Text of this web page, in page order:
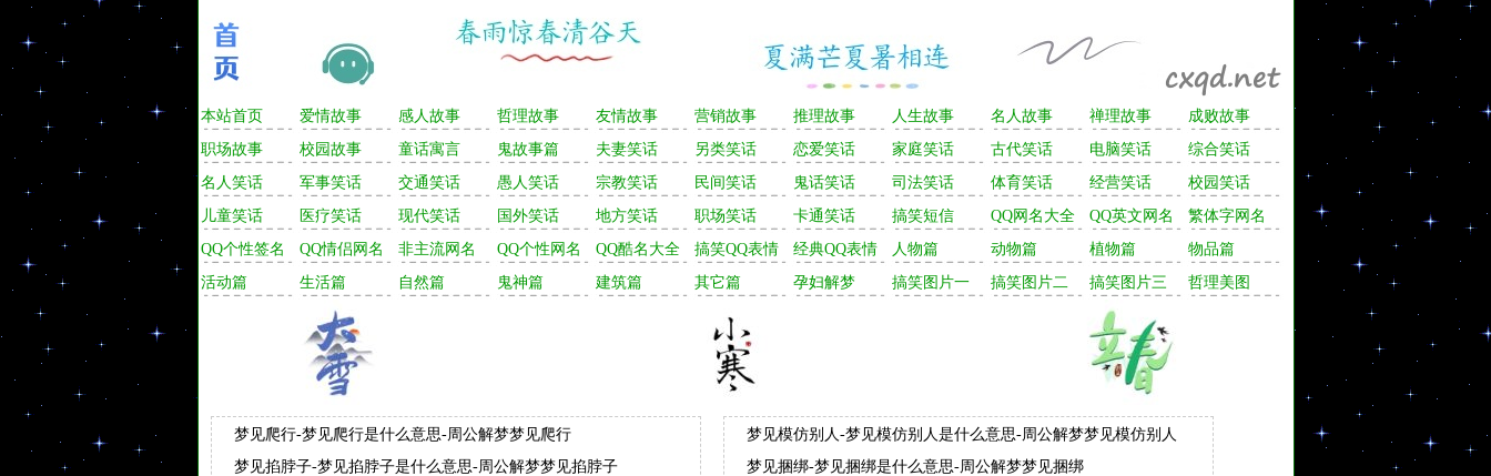
本站首页 爱情故事 感人故事 哲理故事 友情故事 营销故事 推理故事 人生故事 名人故事 禅理故事
成败故事
职场故事
校园故事 童话寓言 鬼故事篇 夫妻笑话 另类笑话 恋爱笑话 家庭笑话 古代笑话 电脑笑话
综合笑话
名人笑话
军事笑话 交通笑话 愚人笑话 宗教笑话 民间笑话 鬼话笑话 司法笑话 体育笑话 经营笑话
校园笑话
儿童笑话
医疗笑话 现代笑话 国外笑话 地方笑话 职场笑话 卡通笑话 搞笑短信 QQ网名大全 QQ英文网名
繁体字网名
QQ个性签名
QQ情侣网名 非主流网名 QQ个性网名 QQ酷名大全 搞笑QQ表情 经典QQ表情 人物篇 动物篇 植物篇
物品篇
活动篇
生活篇 自然篇 鬼神篇 建筑篇 其它篇 孕妇解梦 搞笑图片一 搞笑图片二 搞笑图片三 哲理美图
梦见爬行-梦见爬行是什么意思-周公解梦梦见爬行
梦见掐脖子-梦见掐脖子是什么意思-周公解梦梦见掐脖子
梦见模仿别人-梦见模仿别人是什么意思-周公解梦梦见模仿别人
梦见捆绑-梦见捆绑是什么意思-周公解梦梦见捆绑